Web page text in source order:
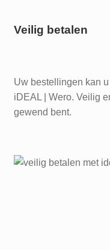
Veilig betalen
Uw bestellingen kan
iDEAL | Wero. Veilig
gewend bent.